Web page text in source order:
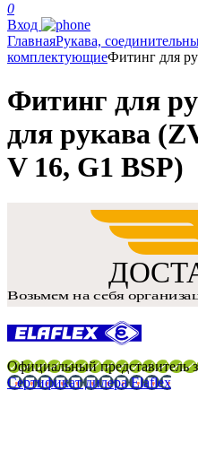
0
Вход
ГлавнаяРукава,
комплектующиеФитинг для
Фитинг для
для рукава
V 16, G1 BSP)
Официальный представитель
Сертификат дилера Elaflex